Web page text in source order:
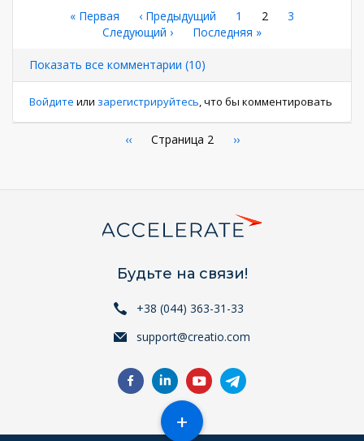
Нумерация
страниц
Первая
страница
« Первая ←
‹ Предыдущий Страница
1
Текущая
2 Страница
3
Следующая
Следующий ›
Последняя
Последняя »
Показать все комментарии (10)
Войдите или зарегистрируйтесь, что бы комментировать
Нумерация
←
‹‹ Страница 2
Следующая
››
Будьте на связи!
+38 (044) 363-31-33
support@creatio.com
+